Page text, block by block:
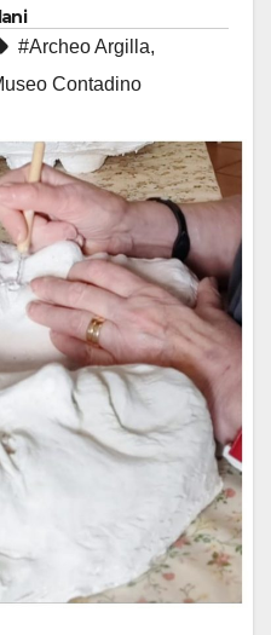
#Archeo Argilla,
Contadino